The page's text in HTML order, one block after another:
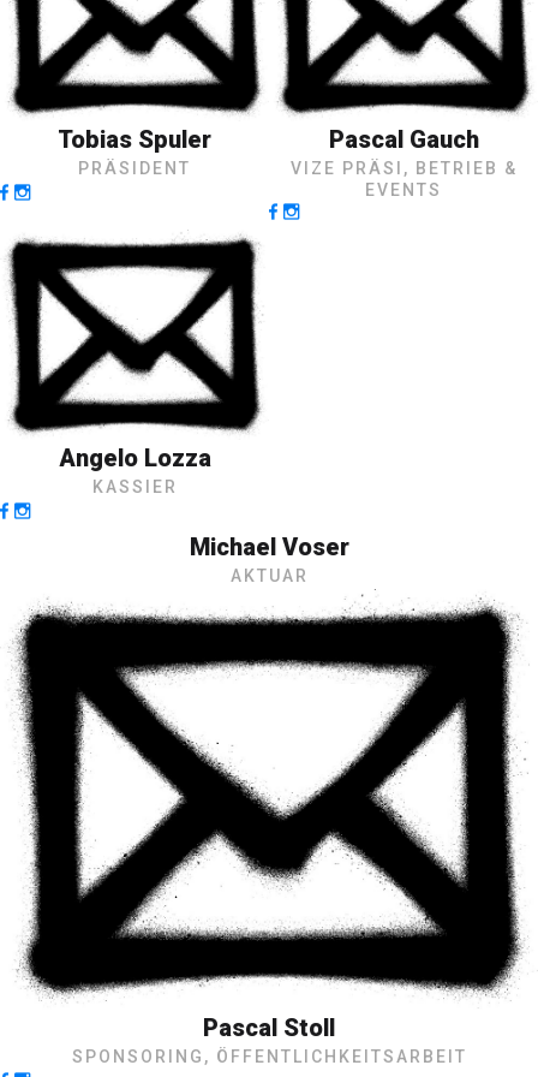
Tobias Spuler
PRÄSIDENT
Pascal Gauch
VIZE PRÄSI, BETRIEB &
EVENTS
Angelo Lozza
KASSIER
Michael Voser
AKTUAR
Pascal Stoll
SPONSORING, ÖFFENTLICHKEITSARBEIT